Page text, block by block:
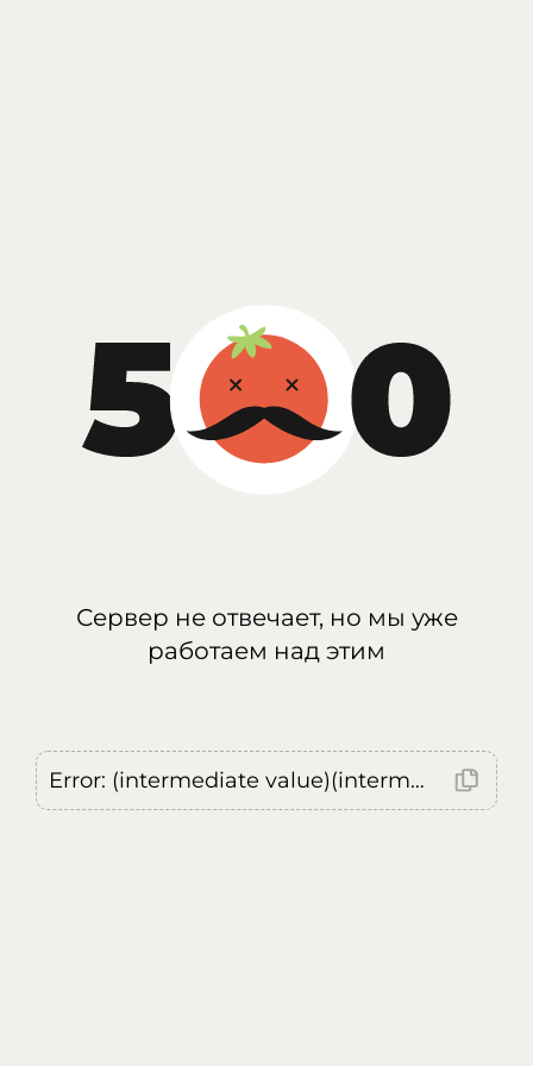
Сервер не отвечает, но мы уже
работаем над этим
Error: (intermediate value)(intermediate value)(intermediate value).replaceAll is not a function